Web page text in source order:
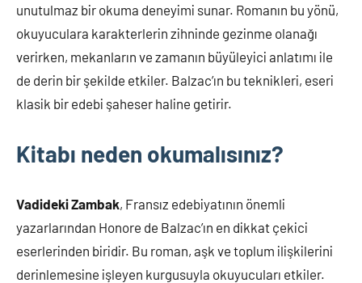
unutulmaz bir okuma deneyimi sunar. Romanın bu yönü,
okuyuculara karakterlerin zihninde gezinme olanağı
verirken, mekanların ve zamanın büyüleyici anlatımı ile
de derin bir şekilde etkiler. Balzac’ın bu teknikleri, eseri
klasik bir edebi şaheser haline getirir.
Kitabı neden okumalısınız?
Vadideki Zambak, Fransız edebiyatının önemli
yazarlarından Honore de Balzac’ın en dikkat çekici
eserlerinden biridir. Bu roman, aşk ve toplum ilişkilerini
derinlemesine işleyen kurgusuyla okuyucuları etkiler.